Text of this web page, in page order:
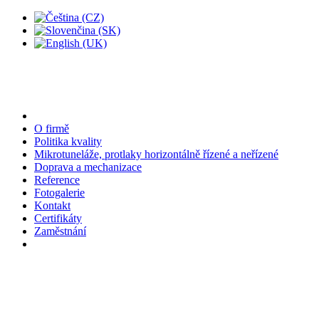
O firmě
Politika kvality
Mikrotuneláže, protlaky horizontálně řízené a neřízené
Doprava a mechanizace
Reference
Fotogalerie
Kontakt
Certifikáty
Zaměstnání